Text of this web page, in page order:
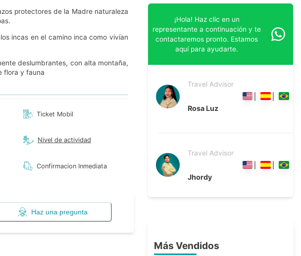
protectores de la Madre naturaleza
incas en el camino inca como vivían
deslumbrantes, con alta montaña,
flora y fauna
Ticket Mobil
Nivel de actividad
Confirmacion Inmediata
Haz una pregunta
¡Hola! Haz clic en un
representante a continuación y te
contactaremos pronto. Estamos
aquí para ayudarte.
Travel Advisor
Rosa Luz
Travel Advisor
Jhordy
Más Vendidos